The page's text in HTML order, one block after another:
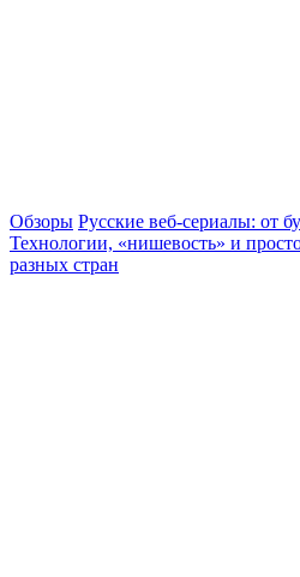
Обзоры Русские веб-сериалы: от
Технологии, «нишевость» и
разных стран